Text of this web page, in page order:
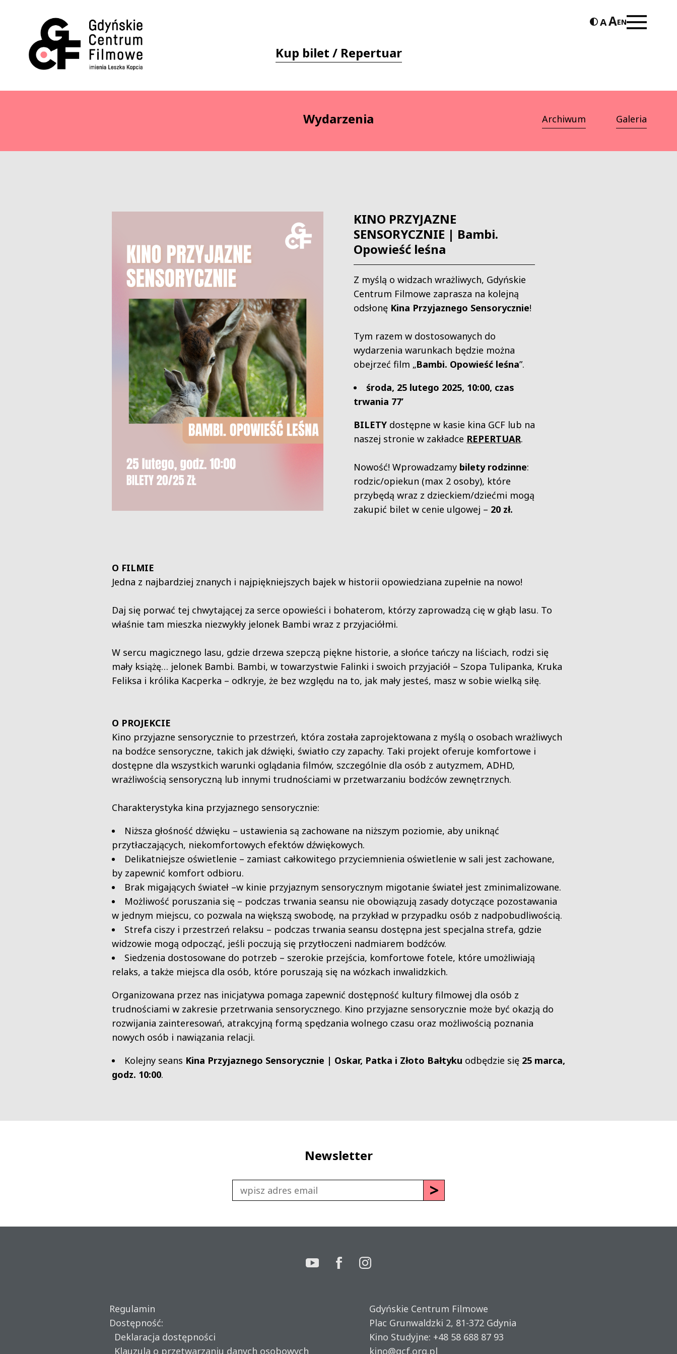
Kup bilet / Repertuar
EN
Wydarzenia Archiwum Galeria
KINO PRZYJAZNE
SENSORYCZNIE | Bambi.
Opowieść leśna
Z myślą o widzach wrażliwych, Gdyńskie
Centrum Filmowe zaprasza na kolejną
odsłonę Kina Przyjaznego Sensorycznie!
Tym razem w dostosowanych do
wydarzenia warunkach będzie można
obejrzeć film „Bambi. Opowieść leśna”.
środa, 25 lutego 2025, 10:00, czas
trwania 77’
BILETY dostępne w kasie kina GCF lub na
naszej stronie w zakładce REPERTUAR.
Nowość! Wprowadzamy bilety rodzinne:
rodzic/opiekun (max 2 osoby), które
przybędą wraz z dzieckiem/dziećmi mogą
zakupić bilet w cenie ulgowej – 20 zł.
O FILMIE
Jedna z najbardziej znanych i najpiękniejszych bajek w historii opowiedziana zupełnie na nowo!
Daj się porwać tej chwytającej za serce opowieści i bohaterom, którzy zaprowadzą cię w głąb lasu. To
właśnie tam mieszka niezwykły jelonek Bambi wraz z przyjaciółmi.
W sercu magicznego lasu, gdzie drzewa szepczą piękne historie, a słońce tańczy na liściach, rodzi się
mały książę… jelonek Bambi. Bambi, w towarzystwie Falinki i swoich przyjaciół – Szopa Tulipanka, Kruka
Feliksa i królika Kacperka – odkryje, że bez względu na to, jak mały jesteś, masz w sobie wielką siłę.
O PROJEKCIE
Kino przyjazne sensorycznie to przestrzeń, która została zaprojektowana z myślą o osobach wrażliwych
na bodźce sensoryczne, takich jak dźwięki, światło czy zapachy. Taki projekt oferuje komfortowe i
dostępne dla wszystkich warunki oglądania filmów, szczególnie dla osób z autyzmem, ADHD,
wrażliwością sensoryczną lub innymi trudnościami w przetwarzaniu bodźców zewnętrznych.
Charakterystyka kina przyjaznego sensorycznie:
Niższa głośność dźwięku – ustawienia są zachowane na niższym poziomie, aby uniknąć
przytłaczających, niekomfortowych efektów dźwiękowych.
Delikatniejsze oświetlenie – zamiast całkowitego przyciemnienia oświetlenie w sali jest zachowane,
by zapewnić komfort odbioru.
Brak migających świateł –w kinie przyjaznym sensorycznym migotanie świateł jest zminimalizowane.
Możliwość poruszania się – podczas trwania seansu nie obowiązują zasady dotyczące pozostawania
w jednym miejscu, co pozwala na większą swobodę, na przykład w przypadku osób z nadpobudliwością.
Strefa ciszy i przestrzeń relaksu – podczas trwania seansu dostępna jest specjalna strefa, gdzie
widzowie mogą odpocząć, jeśli poczują się przytłoczeni nadmiarem bodźców.
Siedzenia dostosowane do potrzeb – szerokie przejścia, komfortowe fotele, które umożliwiają
relaks, a także miejsca dla osób, które poruszają się na wózkach inwalidzkich.
Organizowana przez nas inicjatywa pomaga zapewnić dostępność kultury filmowej dla osób z
trudnościami w zakresie przetrwania sensorycznego. Kino przyjazne sensorycznie może być okazją do
rozwijania zainteresowań, atrakcyjną formą spędzania wolnego czasu oraz możliwością poznania
nowych osób i nawiązania relacji.
Kolejny seans Kina Przyjaznego Sensorycznie | Oskar, Patka i Złoto Bałtyku odbędzie się 25 marca,
godz. 10:00.
Newsletter
Regulamin
Dostępność:
Deklaracja dostępności
Klauzula o przetwarzaniu danych osobowych
Gdyńskie Centrum Filmowe
Plac Grunwaldzki 2, 81-372 Gdynia
Kino Studyjne: +48 58 688 87 93
kino@gcf.org.pl